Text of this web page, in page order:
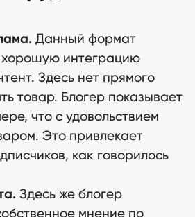
Данный формат
хорошую интеграцию
Здесь нет прямого
товар. Блогер показывает
что с удовольствием
Это привлекает
как говорилось
Здесь же блогер
мнение по